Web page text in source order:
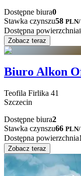
Dostępne biura0
Stawka czynszu58 PLN/
Dostępna powierzchnia
Zobacz teraz
Biuro Alkon
Teofila Firlika 41
Szczecin
Dostępne biura2
Stawka czynszu66 PLN/
Dostępna powierzchnia
Zobacz teraz